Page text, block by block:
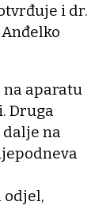
i dr.
na aparatu
Druga
na
odjel,